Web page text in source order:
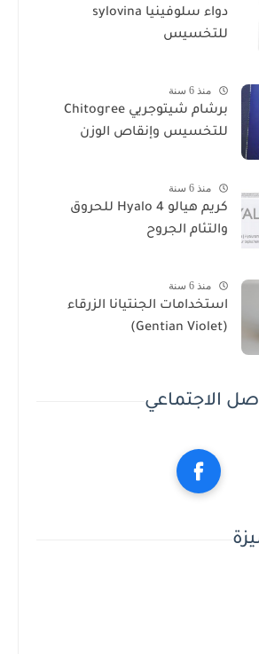
دواء سلوفينيا sylovina
للتخسيس
منذ 6 سنة
برشام شيتوجريي Chitogree
للتخسيس وإنقاص الوزن
منذ 6 سنة
كريم هيالو 4 Hyalo للحروق
والتئام الجروح
منذ 6 سنة
استخدامات الجنتيانا الزرقاء
(Gentian Violet)
الاجتماعي